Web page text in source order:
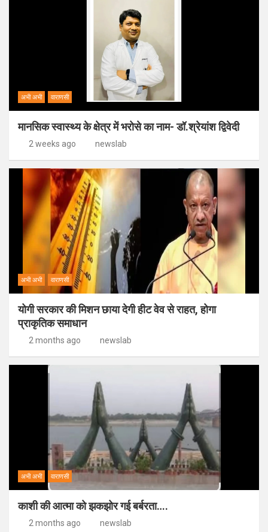
अभी अभी वाराणसी
मानसिक स्वास्थ्य के क्षेत्र में भरोसे का नाम- डॉ.श्रेयांश द्विवेदी
2 weeks ago newslab
अभी अभी वाराणसी
योगी सरकार की मिशन छाया देगी हीट वेव से राहत, होगा
प्राकृतिक समाधान
2 months ago newslab
अभी अभी वाराणसी
काशी की आत्मा को झकझोर गई बर्बरता….
2 months ago newslab